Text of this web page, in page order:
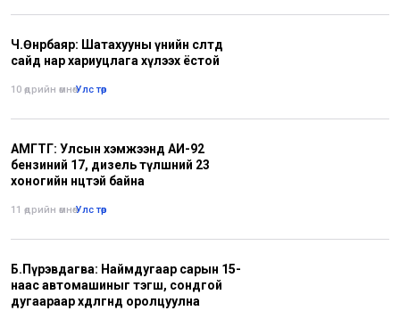
Ч.Өнөрбаяр: Шатахууны үнийн өсөлтөд
сайд нар хариуцлага хүлээх ёстой
10 өдрийн өмнө•Улс төр
АМГТГ: Улсын хэмжээнд АИ-92
бензиний 17, дизель түлшний 23
хоногийн нөөцтэй байна
11 өдрийн өмнө•Улс төр
Б.Пүрэвдагва: Наймдугаар сарын 15-
наас автомашиныг тэгш, сондгой
дугаараар хөдөлгөөнд оролцуулна